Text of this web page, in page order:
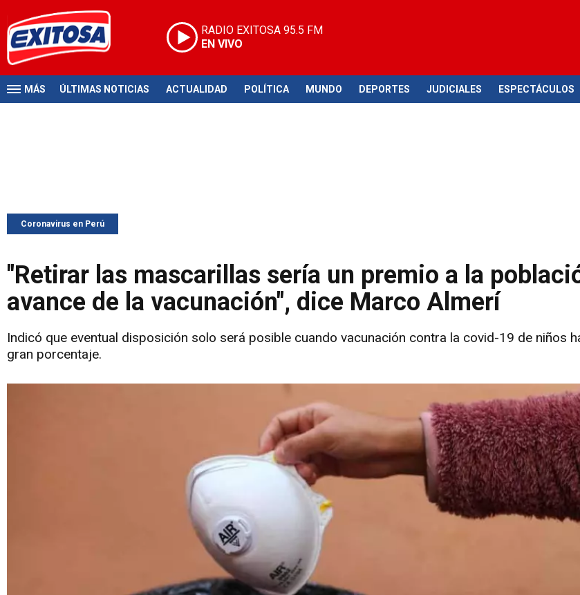
RADIO EXITOSA 95.5 FM
EN VIVO
MÁS ÚLTIMAS NOTICIAS ACTUALIDAD POLÍTICA MUNDO DEPORTES JUDICIALES ESPECTÁCULOS
Coronavirus en Perú
"Retirar las mascarillas sería un premio a la
avance de la vacunación", dice Marco Almerí
Indicó que eventual disposición solo será posible cuando vacunación contra la covid-19 de niños
gran porcentaje.